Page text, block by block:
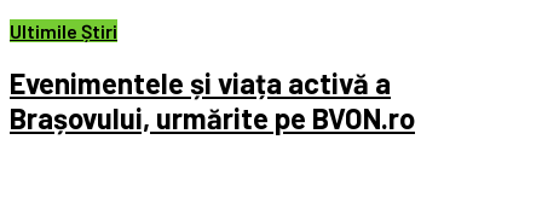
Ultimile Știri
Evenimentele și viața activă a
Brașovului, urmărite pe BVON.ro